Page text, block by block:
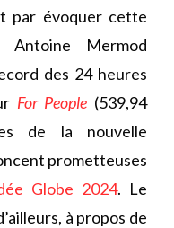
par évoquer cette
Antoine Mermod
des 24 heures
For People (539,94
de la nouvelle
prometteuses
Globe 2024. Le
à propos de